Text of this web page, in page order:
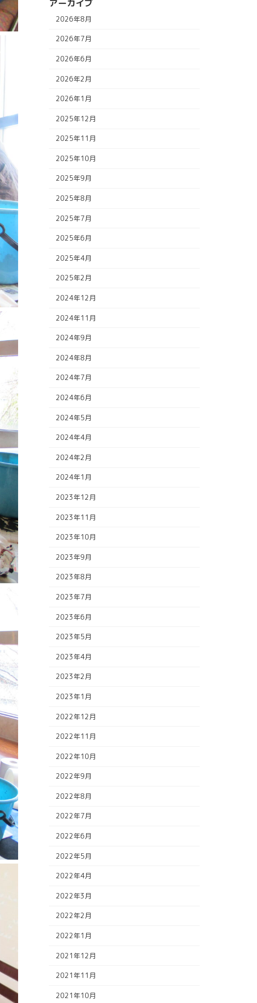
アーカイブ
2026年8月
2026年7月
2026年6月
2026年2月
2026年1月
2025年12月
2025年11月
2025年10月
2025年9月
2025年8月
2025年7月
2025年6月
2025年4月
2025年2月
2024年12月
2024年11月
2024年9月
2024年8月
2024年7月
2024年6月
2024年5月
2024年4月
2024年2月
2024年1月
2023年12月
2023年11月
2023年10月
2023年9月
2023年8月
2023年7月
2023年6月
2023年5月
2023年4月
2023年2月
2023年1月
2022年12月
2022年11月
2022年10月
2022年9月
2022年8月
2022年7月
2022年6月
2022年5月
2022年4月
2022年3月
2022年2月
2022年1月
2021年12月
2021年11月
2021年10月